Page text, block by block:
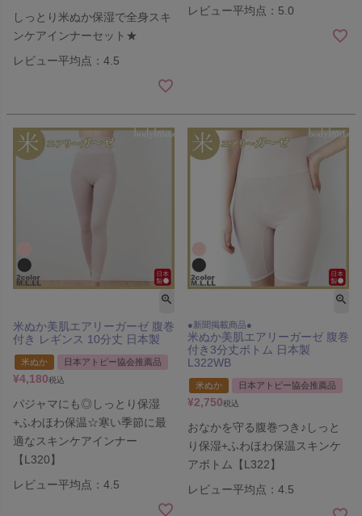
しっとり米ぬか保湿で全身スキ
ンケアインナーセット★
レビュー平均点：4.5
レビュー平均点：5.0
米ぬか美肌エアリーガーゼ 腹巻
付き レギンス 10分丈 日本製
米ぬか 日本アトピー協会推薦品
¥4,180税込
パジャマにも◎しっとり保湿
+ふわほわ保温☆寒い季節に最
適なスキンケアインナー
【L320】
レビュー平均点：4.5
●新聞掲載商品●
米ぬか美肌エアリーガーゼ 腹巻
付き3分丈ボトム 日本製
L322WB
米ぬか 日本アトピー協会推薦品
¥2,750税込
おなかを守る腹巻つき♪しっと
り保湿+ふわほわ保温スキンケ
アボトム【L322】
レビュー平均点：4.5